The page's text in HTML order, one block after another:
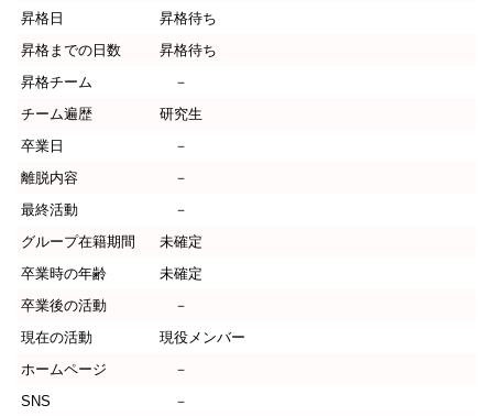
昇格日
昇格待ち
昇格までの日数
昇格待ち
昇格チーム
－
チーム遍歴
研究生
卒業日
－
離脱内容
－
最終活動
－
グループ在籍期間
未確定
卒業時の年齢
未確定
卒業後の活動
－
現在の活動
現役メンバー
ホームページ
－
SNS
－